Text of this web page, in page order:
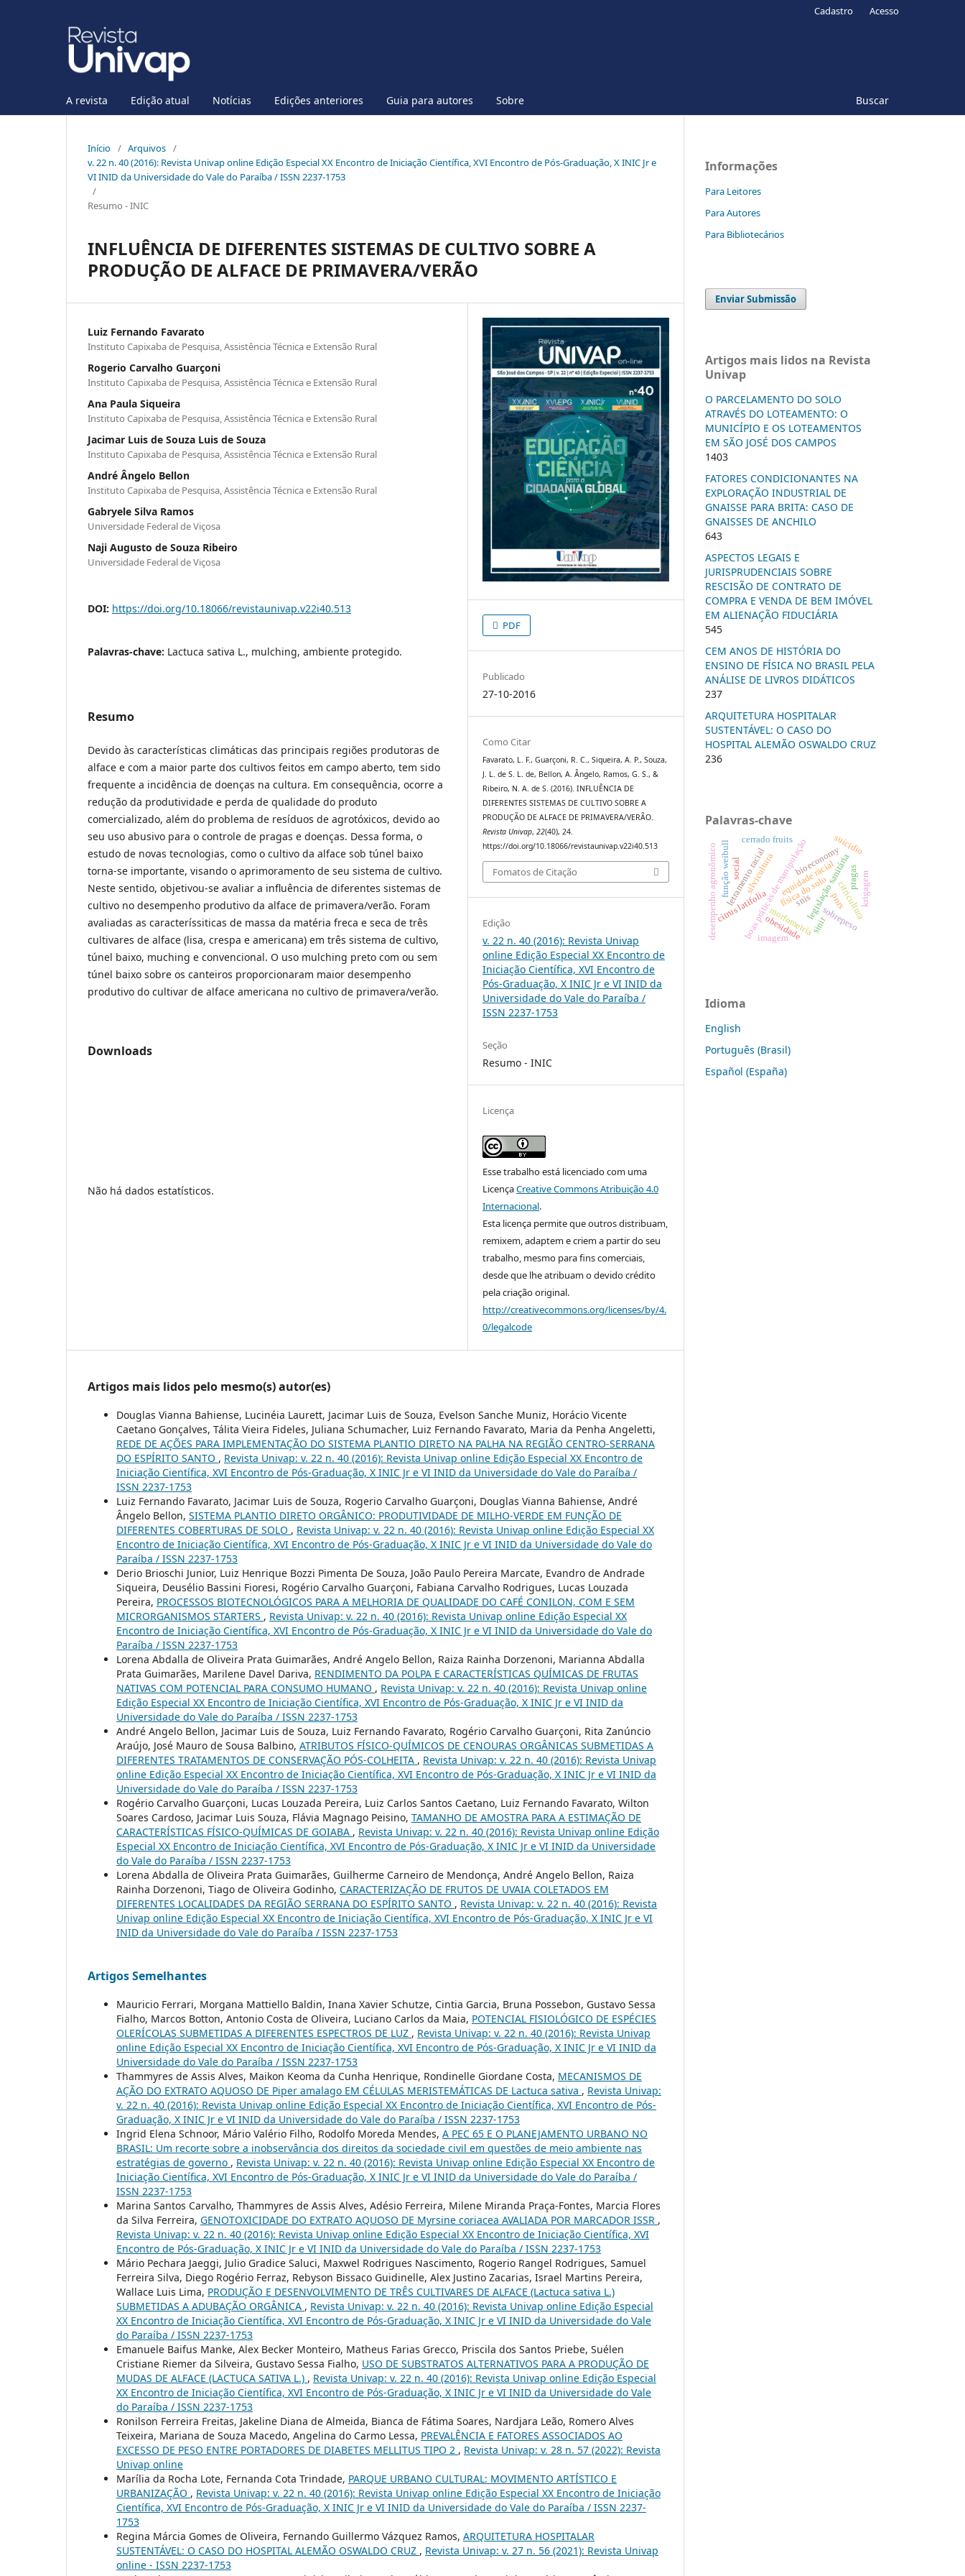
A revista Edição atual Notícias Edições anteriores Guia para autores Sobre Buscar
Cadastro Acesso
Início / Arquivos /
v. 22 n. 40 (2016): Revista Univap online Edição Especial XX Encontro de Iniciação Científica, XVI Encontro de Pós-Graduação, X INIC Jr e
VI INID da Universidade do Vale do Paraíba / ISSN 2237-1753
/
Resumo - INIC
INFLUÊNCIA DE DIFERENTES SISTEMAS DE CULTIVO SOBRE A
PRODUÇÃO DE ALFACE DE PRIMAVERA/VERÃO
Luiz Fernando Favarato
Instituto Capixaba de Pesquisa, Assistência Técnica e Extensão Rural
Rogerio Carvalho Guarçoni
Instituto Capixaba de Pesquisa, Assistência Técnica e Extensão Rural
Ana Paula Siqueira
Instituto Capixaba de Pesquisa, Assistência Técnica e Extensão Rural
Jacimar Luis de Souza Luis de Souza
Instituto Capixaba de Pesquisa, Assistência Técnica e Extensão Rural
André Ângelo Bellon
Instituto Capixaba de Pesquisa, Assistência Técnica e Extensão Rural
Gabryele Silva Ramos
Universidade Federal de Viçosa
Naji Augusto de Souza Ribeiro
Universidade Federal de Viçosa
DOI: https://doi.org/10.18066/revistaunivap.v22i40.513
Palavras-chave: Lactuca sativa L., mulching, ambiente protegido.
Resumo
Devido às características climáticas das principais regiões produtoras de
alface e com a maior parte dos cultivos feitos em campo aberto, tem sido
frequente a incidência de doenças na cultura. Em consequência, ocorre a
redução da produtividade e perda de qualidade do produto
comercializado, além do problema de resíduos de agrotóxicos, devido ao
seu uso abusivo para o controle de pragas e doenças. Dessa forma, o
estudo de novas tecnologias, como o cultivo da alface sob túnel baixo
torna-se importante, visando o aprimoramento de seu sistema de cultivo.
Neste sentido, objetivou-se avaliar a influência de diferentes sistemas de
cultivo no desempenho produtivo da alface de primavera/verão. Foram
avaliadas as caracteríssiticas de massa da matéria freca e seca de três
cultivares de alface (lisa, crespa e americana) em três sistema de cultivo,
túnel baixo, muching e convencional. O uso mulching preto com ou sem
túnel baixo sobre os canteiros proporcionaram maior desempenho
produtivo do cultivar de alface americana no cultivo de primavera/verão.
Downloads
Não há dados estatísticos.
PDF
Publicado
27-10-2016
Como Citar
Favarato, L. F., Guarçoni, R. C., Siqueira, A. P., Souza,
J. L. de S. L. de, Bellon, A. Ângelo, Ramos, G. S., &
Ribeiro, N. A. de S. (2016). INFLUÊNCIA DE
DIFERENTES SISTEMAS DE CULTIVO SOBRE A
PRODUÇÃO DE ALFACE DE PRIMAVERA/VERÃO.
Revista Univap,22(40), 24.
https://doi.org/10.18066/revistaunivap.v22i40.513
Fomatos de Citação
Edição
v. 22 n. 40 (2016): Revista Univap
online Edição Especial XX Encontro de
Iniciação Científica, XVI Encontro de
Pós-Graduação, X INIC Jr e VI INID da
Universidade do Vale do Paraíba /
ISSN 2237-1753
Seção
Resumo - INIC
Licença
Esse trabalho está licenciado com uma
LicençaCreative Commons Atribuição 4.0
Internacional.
Esta licença permite que outros distribuam,
remixem, adaptem e criem a partir do seu
trabalho, mesmo para fins comerciais,
desde que lhe atribuam o devido crédito
pela criação original.
http://creativecommons.org/licenses/by/4.
0/legalcode
Artigos mais lidos pelo mesmo(s) autor(es)
Douglas Vianna Bahiense, Lucinéia Laurett, Jacimar Luis de Souza, Evelson Sanche Muniz, Horácio Vicente
Caetano Gonçalves, Tálita Vieira Fideles, Juliana Schumacher, Luiz Fernando Favarato, Maria da Penha Angeletti,
REDE DE AÇÕES PARA IMPLEMENTAÇÃO DO SISTEMA PLANTIO DIRETO NA PALHA NA REGIÃO CENTRO-SERRANA
DO ESPÍRITO SANTO , Revista Univap: v. 22 n. 40 (2016): Revista Univap online Edição Especial XX Encontro de
Iniciação Científica, XVI Encontro de Pós-Graduação, X INIC Jr e VI INID da Universidade do Vale do Paraíba /
ISSN 2237-1753
Luiz Fernando Favarato, Jacimar Luis de Souza, Rogerio Carvalho Guarçoni, Douglas Vianna Bahiense, André
Ângelo Bellon, SISTEMA PLANTIO DIRETO ORGÂNICO: PRODUTIVIDADE DE MILHO-VERDE EM FUNÇÃO DE
DIFERENTES COBERTURAS DE SOLO , Revista Univap: v. 22 n. 40 (2016): Revista Univap online Edição Especial XX
Encontro de Iniciação Científica, XVI Encontro de Pós-Graduação, X INIC Jr e VI INID da Universidade do Vale do
Paraíba / ISSN 2237-1753
Derio Brioschi Junior, Luiz Henrique Bozzi Pimenta De Souza, João Paulo Pereira Marcate, Evandro de Andrade
Siqueira, Deusélio Bassini Fioresi, Rogério Carvalho Guarçoni, Fabiana Carvalho Rodrigues, Lucas Louzada
Pereira, PROCESSOS BIOTECNOLÓGICOS PARA A MELHORIA DE QUALIDADE DO CAFÉ CONILON, COM E SEM
MICRORGANISMOS STARTERS , Revista Univap: v. 22 n. 40 (2016): Revista Univap online Edição Especial XX
Encontro de Iniciação Científica, XVI Encontro de Pós-Graduação, X INIC Jr e VI INID da Universidade do Vale do
Paraíba / ISSN 2237-1753
Lorena Abdalla de Oliveira Prata Guimarães, André Angelo Bellon, Raiza Rainha Dorzenoni, Marianna Abdalla
Prata Guimarães, Marilene Davel Dariva, RENDIMENTO DA POLPA E CARACTERÍSTICAS QUÍMICAS DE FRUTAS
NATIVAS COM POTENCIAL PARA CONSUMO HUMANO , Revista Univap: v. 22 n. 40 (2016): Revista Univap online
Edição Especial XX Encontro de Iniciação Científica, XVI Encontro de Pós-Graduação, X INIC Jr e VI INID da
Universidade do Vale do Paraíba / ISSN 2237-1753
André Angelo Bellon, Jacimar Luis de Souza, Luiz Fernando Favarato, Rogério Carvalho Guarçoni, Rita Zanúncio
Araújo, José Mauro de Sousa Balbino, ATRIBUTOS FÍSICO-QUÍMICOS DE CENOURAS ORGÂNICAS SUBMETIDAS A
DIFERENTES TRATAMENTOS DE CONSERVAÇÃO PÓS-COLHEITA , Revista Univap: v. 22 n. 40 (2016): Revista Univap
online Edição Especial XX Encontro de Iniciação Científica, XVI Encontro de Pós-Graduação, X INIC Jr e VI INID da
Universidade do Vale do Paraíba / ISSN 2237-1753
Rogério Carvalho Guarçoni, Lucas Louzada Pereira, Luiz Carlos Santos Caetano, Luiz Fernando Favarato, Wilton
Soares Cardoso, Jacimar Luis Souza, Flávia Magnago Peisino, TAMANHO DE AMOSTRA PARA A ESTIMAÇÃO DE
CARACTERÍSTICAS FÍSICO-QUÍMICAS DE GOIABA , Revista Univap: v. 22 n. 40 (2016): Revista Univap online Edição
Especial XX Encontro de Iniciação Científica, XVI Encontro de Pós-Graduação, X INIC Jr e VI INID da Universidade
do Vale do Paraíba / ISSN 2237-1753
Lorena Abdalla de Oliveira Prata Guimarães, Guilherme Carneiro de Mendonça, André Angelo Bellon, Raiza
Rainha Dorzenoni, Tiago de Oliveira Godinho, CARACTERIZAÇÃO DE FRUTOS DE UVAIA COLETADOS EM
DIFERENTES LOCALIDADES DA REGIÃO SERRANA DO ESPÍRITO SANTO , Revista Univap: v. 22 n. 40 (2016): Revista
Univap online Edição Especial XX Encontro de Iniciação Científica, XVI Encontro de Pós-Graduação, X INIC Jr e VI
INID da Universidade do Vale do Paraíba / ISSN 2237-1753
Artigos Semelhantes
Mauricio Ferrari, Morgana Mattiello Baldin, Inana Xavier Schutze, Cintia Garcia, Bruna Possebon, Gustavo Sessa
Fialho, Marcos Botton, Antonio Costa de Oliveira, Luciano Carlos da Maia, POTENCIAL FISIOLÓGICO DE ESPÉCIES
OLERÍCOLAS SUBMETIDAS A DIFERENTES ESPECTROS DE LUZ , Revista Univap: v. 22 n. 40 (2016): Revista Univap
online Edição Especial XX Encontro de Iniciação Científica, XVI Encontro de Pós-Graduação, X INIC Jr e VI INID da
Universidade do Vale do Paraíba / ISSN 2237-1753
Thammyres de Assis Alves, Maikon Keoma da Cunha Henrique, Rondinelle Giordane Costa, MECANISMOS DE
AÇÃO DO EXTRATO AQUOSO DE Piper amalago EM CÉLULAS MERISTEMÁTICAS DE Lactuca sativa , Revista Univap:
v. 22 n. 40 (2016): Revista Univap online Edição Especial XX Encontro de Iniciação Científica, XVI Encontro de Pós-
Graduação, X INIC Jr e VI INID da Universidade do Vale do Paraíba / ISSN 2237-1753
Ingrid Elena Schnoor, Mário Valério Filho, Rodolfo Moreda Mendes, A PEC 65 E O PLANEJAMENTO URBANO NO
BRASIL: Um recorte sobre a inobservância dos direitos da sociedade civil em questões de meio ambiente nas
estratégias de governo , Revista Univap: v. 22 n. 40 (2016): Revista Univap online Edição Especial XX Encontro de
Iniciação Científica, XVI Encontro de Pós-Graduação, X INIC Jr e VI INID da Universidade do Vale do Paraíba /
ISSN 2237-1753
Marina Santos Carvalho, Thammyres de Assis Alves, Adésio Ferreira, Milene Miranda Praça-Fontes, Marcia Flores
da Silva Ferreira, GENOTOXICIDADE DO EXTRATO AQUOSO DE Myrsine coriacea AVALIADA POR MARCADOR ISSR ,
Revista Univap: v. 22 n. 40 (2016): Revista Univap online Edição Especial XX Encontro de Iniciação Científica, XVI
Encontro de Pós-Graduação, X INIC Jr e VI INID da Universidade do Vale do Paraíba / ISSN 2237-1753
Mário Pechara Jaeggi, Julio Gradice Saluci, Maxwel Rodrigues Nascimento, Rogerio Rangel Rodrigues, Samuel
Ferreira Silva, Diego Rogério Ferraz, Rebyson Bissaco Guidinelle, Alex Justino Zacarias, Israel Martins Pereira,
Wallace Luis Lima, PRODUÇÃO E DESENVOLVIMENTO DE TRÊS CULTIVARES DE ALFACE (Lactuca sativa L.)
SUBMETIDAS A ADUBAÇÃO ORGÂNICA , Revista Univap: v. 22 n. 40 (2016): Revista Univap online Edição Especial
XX Encontro de Iniciação Científica, XVI Encontro de Pós-Graduação, X INIC Jr e VI INID da Universidade do Vale
do Paraíba / ISSN 2237-1753
Emanuele Baifus Manke, Alex Becker Monteiro, Matheus Farias Grecco, Priscila dos Santos Priebe, Suélen
Cristiane Riemer da Silveira, Gustavo Sessa Fialho, USO DE SUBSTRATOS ALTERNATIVOS PARA A PRODUÇÃO DE
MUDAS DE ALFACE (LACTUCA SATIVA L.) , Revista Univap: v. 22 n. 40 (2016): Revista Univap online Edição Especial
XX Encontro de Iniciação Científica, XVI Encontro de Pós-Graduação, X INIC Jr e VI INID da Universidade do Vale
do Paraíba / ISSN 2237-1753
Ronilson Ferreira Freitas, Jakeline Diana de Almeida, Bianca de Fátima Soares, Nardjara Leão, Romero Alves
Teixeira, Mariana de Souza Macedo, Angelina do Carmo Lessa, PREVALÊNCIA E FATORES ASSOCIADOS AO
EXCESSO DE PESO ENTRE PORTADORES DE DIABETES MELLITUS TIPO 2 , Revista Univap: v. 28 n. 57 (2022): Revista
Univap online
Marília da Rocha Lote, Fernanda Cota Trindade, PARQUE URBANO CULTURAL: MOVIMENTO ARTÍSTICO E
URBANIZAÇÃO , Revista Univap: v. 22 n. 40 (2016): Revista Univap online Edição Especial XX Encontro de Iniciação
Científica, XVI Encontro de Pós-Graduação, X INIC Jr e VI INID da Universidade do Vale do Paraíba / ISSN 2237-
1753
Regina Márcia Gomes de Oliveira, Fernando Guillermo Vázquez Ramos, ARQUITETURA HOSPITALAR
SUSTENTÁVEL: O CASO DO HOSPITAL ALEMÃO OSWALDO CRUZ , Revista Univap: v. 27 n. 56 (2021): Revista Univap
online - ISSN 2237-1753
Informações
Para Leitores
Para Autores
Para Bibliotecários
Enviar Submissão
Artigos mais lidos na Revista
Univap
O PARCELAMENTO DO SOLO
ATRAVÉS DO LOTEAMENTO: O
MUNICÍPIO E OS LOTEAMENTOS
EM SÃO JOSÉ DOS CAMPOS
1403
FATORES CONDICIONANTES NA
EXPLORAÇÃO INDUSTRIAL DE
GNAISSE PARA BRITA: CASO DE
GNAISSES DE ANCHILO
643
ASPECTOS LEGAIS E
JURISPRUDENCIAIS SOBRE
RESCISÃO DE CONTRATO DE
COMPRA E VENDA DE BEM IMÓVEL
EM ALIENAÇÃO FIDUCIÁRIA
545
CEM ANOS DE HISTÓRIA DO
ENSINO DE FÍSICA NO BRASIL PELA
ANÁLISE DE LIVROS DIDÁTICOS
237
ARQUITETURA HOSPITALAR
SUSTENTÁVEL: O CASO DO
HOSPITAL ALEMÃO OSWALDO CRUZ
236
Palavras-chave
equidade racial
letramento racial
boas práticas de manipulaçãolegislação sanitária
citrus latifolia citricultura
desempenho agronômico pragas
morfometria
função weibull silvicultura
sobrepeso
obesidade
física do solo krigagem
bioeconomy
cerrado fruits
pnrs
snis
sinir
imagem
social
suicídio
Idioma
English
Português (Brasil)
Español (España)